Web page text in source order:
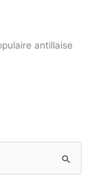
antillaise